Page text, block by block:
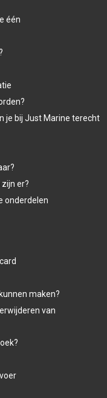
één
je bij Just Marine terecht
er?
onderdelen
maken?
van